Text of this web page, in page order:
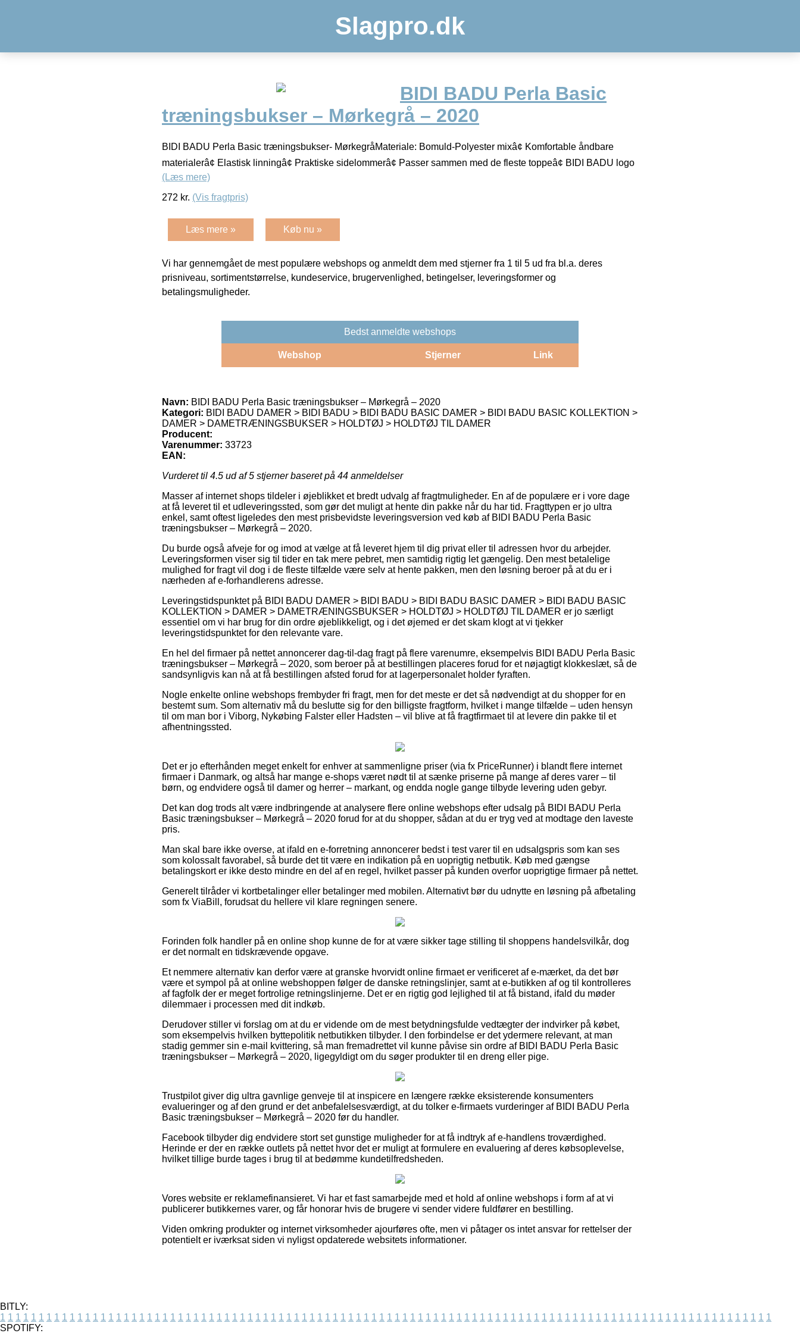
Slagpro.dk
BIDI BADU Perla Basic
træningsbukser – Mørkegrå – 2020
BIDI BADU Perla Basic træningsbukser- MørkegråMateriale: Bomuld-Polyester mixâ¢ Komfortable åndbare
materialerâ¢ Elastisk linningâ¢ Praktiske sidelommerâ¢ Passer sammen med de fleste toppeâ¢ BIDI BADU logo
(Læs mere)
272 kr. (Vis fragtpris)
Læs mere » Køb nu »
Vi har gennemgået de mest populære webshops og anmeldt dem med stjerner fra 1 til 5 ud fra bl.a. deres
prisniveau, sortimentstørrelse, kundeservice, brugervenlighed, betingelser, leveringsformer og
betalingsmuligheder.
Bedst anmeldte webshops
Webshop Stjerner Link
Navn: BIDI BADU Perla Basic træningsbukser – Mørkegrå – 2020
Kategori: BIDI BADU DAMER > BIDI BADU > BIDI BADU BASIC DAMER > BIDI BADU BASIC KOLLEKTION >
DAMER > DAMETRÆNINGSBUKSER > HOLDTØJ > HOLDTØJ TIL DAMER
Producent:
Varenummer: 33723
EAN:
Vurderet til 4.5 ud af 5 stjerner baseret på 44 anmeldelser
Masser af internet shops tildeler i øjeblikket et bredt udvalg af fragtmuligheder. En af de populære er i vore dage
at få leveret til et udleveringssted, som gør det muligt at hente din pakke når du har tid. Fragttypen er jo ultra
enkel, samt oftest ligeledes den mest prisbevidste leveringsversion ved køb af BIDI BADU Perla Basic
træningsbukser – Mørkegrå – 2020.
Du burde også afveje for og imod at vælge at få leveret hjem til dig privat eller til adressen hvor du arbejder.
Leveringsformen viser sig til tider en tak mere pebret, men samtidig rigtig let gængelig. Den mest betalelige
mulighed for fragt vil dog i de fleste tilfælde være selv at hente pakken, men den løsning beroer på at du er i
nærheden af e-forhandlerens adresse.
Leveringstidspunktet på BIDI BADU DAMER > BIDI BADU > BIDI BADU BASIC DAMER > BIDI BADU BASIC
KOLLEKTION > DAMER > DAMETRÆNINGSBUKSER > HOLDTØJ > HOLDTØJ TIL DAMER er jo særligt
essentiel om vi har brug for din ordre øjeblikkeligt, og i det øjemed er det skam klogt at vi tjekker
leveringstidspunktet for den relevante vare.
En hel del firmaer på nettet annoncerer dag-til-dag fragt på flere varenumre, eksempelvis BIDI BADU Perla Basic
træningsbukser – Mørkegrå – 2020, som beroer på at bestillingen placeres forud for et nøjagtigt klokkeslæt, så de
sandsynligvis kan nå at få bestillingen afsted forud for at lagerpersonalet holder fyraften.
Nogle enkelte online webshops frembyder fri fragt, men for det meste er det så nødvendigt at du shopper for en
bestemt sum. Som alternativ må du beslutte sig for den billigste fragtform, hvilket i mange tilfælde – uden hensyn
til om man bor i Viborg, Nykøbing Falster eller Hadsten – vil blive at få fragtfirmaet til at levere din pakke til et
afhentningssted.
Det er jo efterhånden meget enkelt for enhver at sammenligne priser (via fx PriceRunner) i blandt flere internet
firmaer i Danmark, og altså har mange e-shops været nødt til at sænke priserne på mange af deres varer – til
børn, og endvidere også til damer og herrer – markant, og endda nogle gange tilbyde levering uden gebyr.
Det kan dog trods alt være indbringende at analysere flere online webshops efter udsalg på BIDI BADU Perla
Basic træningsbukser – Mørkegrå – 2020 forud for at du shopper, sådan at du er tryg ved at modtage den laveste
pris.
Man skal bare ikke overse, at ifald en e-forretning annoncerer bedst i test varer til en udsalgspris som kan ses
som kolossalt favorabel, så burde det tit være en indikation på en uoprigtig netbutik. Køb med gængse
betalingskort er ikke desto mindre en del af en regel, hvilket passer på kunden overfor uoprigtige firmaer på nettet.
Generelt tilråder vi kortbetalinger eller betalinger med mobilen. Alternativt bør du udnytte en løsning på afbetaling
som fx ViaBill, forudsat du hellere vil klare regningen senere.
Forinden folk handler på en online shop kunne de for at være sikker tage stilling til shoppens handelsvilkår, dog
er det normalt en tidskrævende opgave.
Et nemmere alternativ kan derfor være at granske hvorvidt online firmaet er verificeret af e-mærket, da det bør
være et sympol på at online webshoppen følger de danske retningslinjer, samt at e-butikken af og til kontrolleres
af fagfolk der er meget fortrolige retningslinjerne. Det er en rigtig god lejlighed til at få bistand, ifald du møder
dilemmaer i processen med dit indkøb.
Derudover stiller vi forslag om at du er vidende om de mest betydningsfulde vedtægter der indvirker på købet,
som eksempelvis hvilken byttepolitik netbutikken tilbyder. I den forbindelse er det ydermere relevant, at man
stadig gemmer sin e-mail kvittering, så man fremadrettet vil kunne påvise sin ordre af BIDI BADU Perla Basic
træningsbukser – Mørkegrå – 2020, ligegyldigt om du søger produkter til en dreng eller pige.
Trustpilot giver dig ultra gavnlige genveje til at inspicere en længere række eksisterende konsumenters
evalueringer og af den grund er det anbefalelsesværdigt, at du tolker e-firmaets vurderinger af BIDI BADU Perla
Basic træningsbukser – Mørkegrå – 2020 før du handler.
Facebook tilbyder dig endvidere stort set gunstige muligheder for at få indtryk af e-handlens troværdighed.
Herinde er der en række outlets på nettet hvor det er muligt at formulere en evaluering af deres købsoplevelse,
hvilket tillige burde tages i brug til at bedømme kundetilfredsheden.
Vores website er reklamefinansieret. Vi har et fast samarbejde med et hold af online webshops i form af at vi
publicerer butikkernes varer, og får honorar hvis de brugere vi sender videre fuldfører en bestilling.
Viden omkring produkter og internet virksomheder ajourføres ofte, men vi påtager os intet ansvar for rettelser der
potentielt er iværksat siden vi nyligst opdaterede websitets informationer.
BITLY:
1 1 1 1 1 1 1 1 1 1 1 1 1 1 1 1 1 1 1 1 1 1 1 1 1 1 1 1 1 1 1 1 1 1 1 1 1 1 1 1 1 1 1 1 1 1 1 1 1 1 1 1 1 1 1 1 1 1 1 1 1 1 1 1 1 1 1 1 1 1 1 1 1 1 1 1 1 1 1 1 1 1 1 1 1 1 1 1 1 1 1 1 1 1 1 1 1 1 1 1
SPOTIFY: